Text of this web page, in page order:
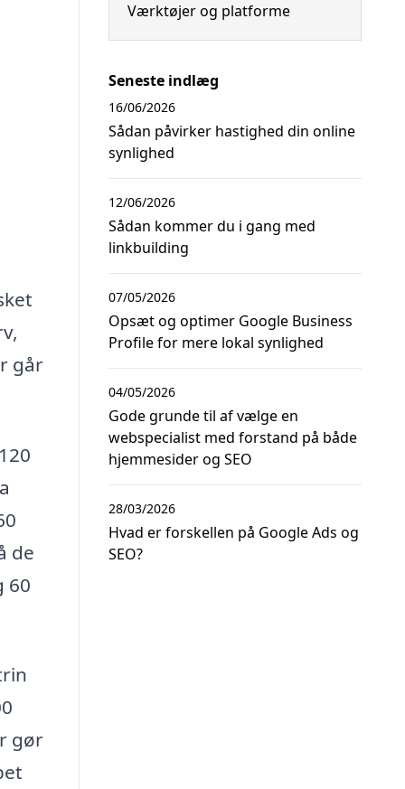
går
de
60
gør
Værktøjer og platforme
Seneste indlæg
Sådan påvirker hastighed din online
synlighed
16/06/2026
Sådan kommer du i gang med
linkbuilding
12/06/2026
Opsæt og optimer Google Business
Profile for mere lokal synlighed
07/05/2026
Gode grunde til af vælge en
webspecialist med forstand på både
hjemmesider og SEO
04/05/2026
Hvad er forskellen på Google Ads og
SEO?
28/03/2026